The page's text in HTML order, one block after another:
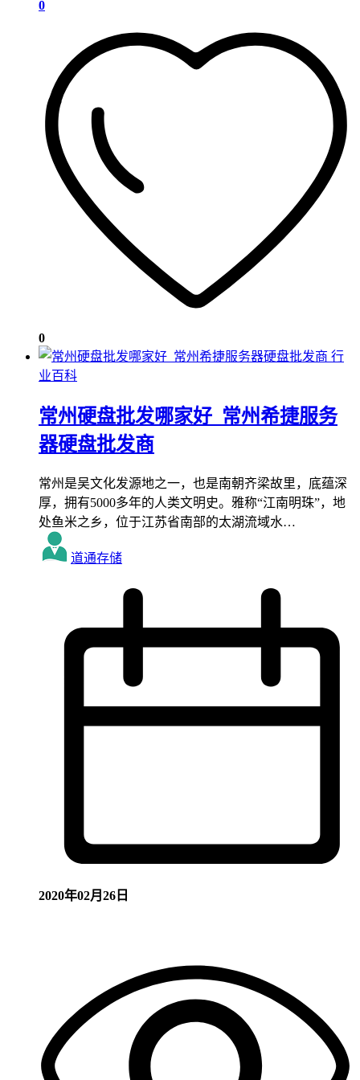
0
0
行
业百科
常州硬盘批发哪家好_常州希捷服务
器硬盘批发商
常州是吴文化发源地之一，也是南朝齐梁故里，底蕴深
厚，拥有5000多年的人类文明史。雅称“江南明珠”，地
处鱼米之乡，位于江苏省南部的太湖流域水…
道通存储
2020年02月26日